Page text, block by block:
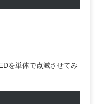
を単体で点滅させてみ